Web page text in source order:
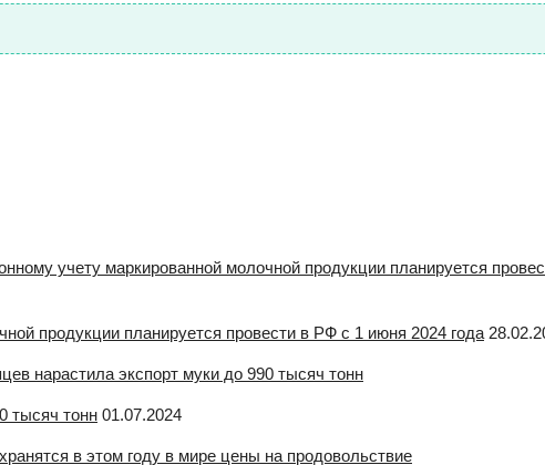
продукции планируется провести в РФ с 1 июня 2024 года
тысяч тонн 01.07.2024